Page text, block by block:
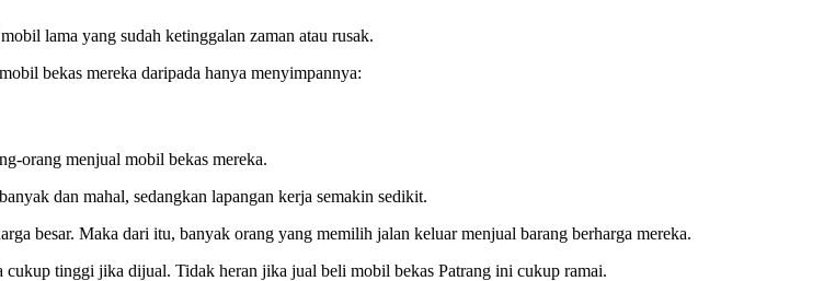
lama yang sudah ketinggalan zaman atau rusak.
bekas mereka daripada hanya menyimpannya:
orang menjual mobil bekas mereka.
dan mahal, sedangkan lapangan kerja semakin sedikit.
besar. Maka dari itu, banyak orang yang memilih jalan keluar menjual barang berharga mereka.
tinggi jika dijual. Tidak heran jika jual beli mobil bekas Patrang ini cukup ramai.